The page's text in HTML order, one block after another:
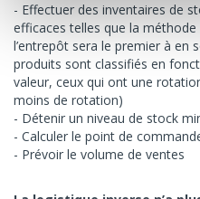
Effectuer des inventaires de
efficaces telles que la
l’entrepôt sera le premier à en
produits sont classifiés en
valeur, ceux qui ont une
moins de rotation)
Détenir un niveau de stock
Calculer le point de
Prévoir le volume de ventes